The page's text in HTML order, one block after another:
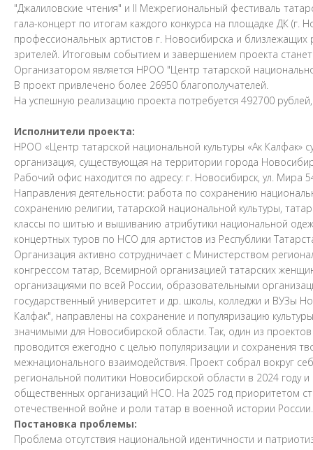
"Джалиловские чтения" и II Межрегиональный фестиваль
гала-концерт по итогам каждого конкурса на площадке ДК
профессиональных артистов г. Новосибирска и
зрителей. Итоговым событием и завершением проекта
Организатором является НРОО "Центр татарской
В проект привлечено более 26950 благополучателей.
На успешную реализацию проекта потребуется 492700
Исполнители проекта:
НРОО «Центр татарской национальной культуры «Ак Калфак»
организация, существующая на территории города
Рабочий офис находится по адресу: г. Новосибирск, ул. Мира
Направления деятельности: работа по сохранению
сохранению религии, татарской национальной культуры,
классы по шитью и вышиванию атрибутики национальной
концертных туров по НСО для артистов из Республики
Организация активно сотрудничает с Министерством
конгрессом татар, Всемирной организацией татарских
организациями по всей России, образовательными
государственный университет и др. школы, колледжи и
Калфак", направлены на сохранение и популяризацию
значимыми для Новосибирской области. Так, один из
проводится ежегодно с целью популяризации и сохранения
межнационального взаимодействия. Проект собрал вокруг
региональной политики Новосибирской области в 2024 году
общественных организаций НСО. На 2025 год приоритетом
отечественной войне и роли татар в военной истории России.
Постановка проблемы:
Проблема отсутствия национальной идентичности и